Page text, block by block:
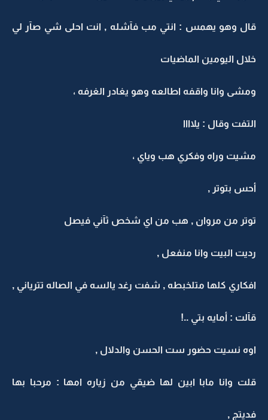
قال وهو يهمس : انتي مب فآشله , انت احلى شي صآر لي
خلال اليومين الماضيات
ومشى وانا واقفه اطالعه وهو يغادر الغرفه ،
التفت وقال : يلاااا
مشيت وراه وفكري هب وياي ،
أحس بتوتر ,
توتر من مروان , هب من اي شخص ثآني فيصل
رديت البيت وانا منفعل ,
افكاري كلها متلخبطه , شفت رغد يالسه في الصاله تترياني ,
قآلت : أمايه بتي ..!
اوه نسيت حضور ست الحسن والدلال ,
قلت وانا مابا ابين لها ضيقي من زياره امها : مرحبا بها
فديتج ,